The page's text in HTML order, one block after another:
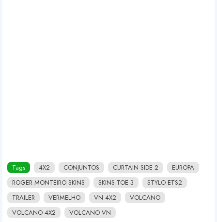
Tags 4X2 CONJUNTOS CURTAIN SIDE 2
EUROPA
ROGER MONTEIRO SKINS
SKINS TOE 3
STYLO ETS2
TRAILER
VERMELHO VN 4X2
VOLCANO
VOLCANO 4X2
VOLCANO VN